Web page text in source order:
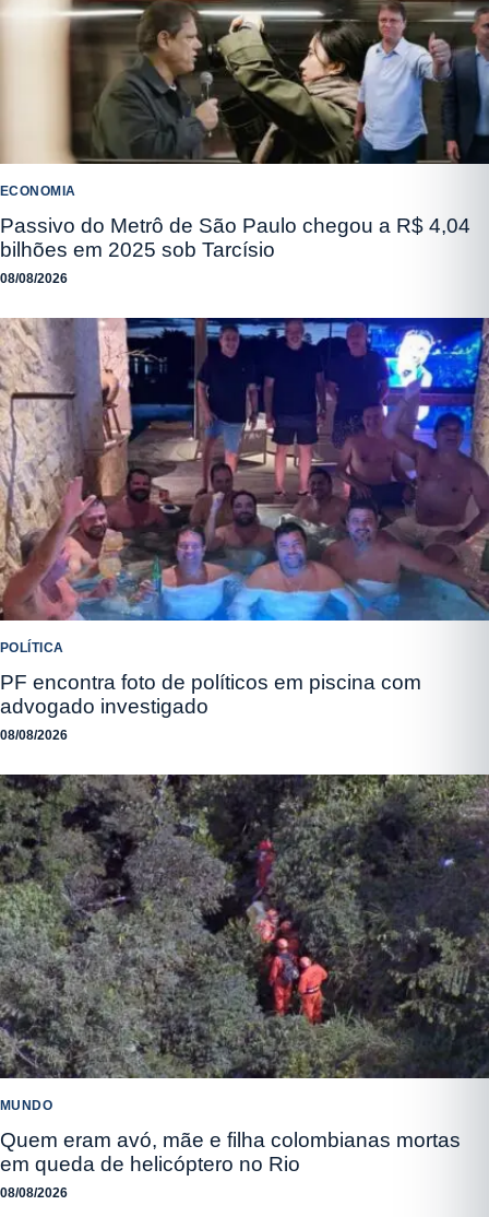
ECONOMIA
Passivo do Metrô de São Paulo chegou a R$ 4,04
bilhões em 2025 sob Tarcísio
08/08/2026
POLÍTICA
PF encontra foto de políticos em piscina com
advogado investigado
08/08/2026
MUNDO
Quem eram avó, mãe e filha colombianas mortas
em queda de helicóptero no Rio
08/08/2026